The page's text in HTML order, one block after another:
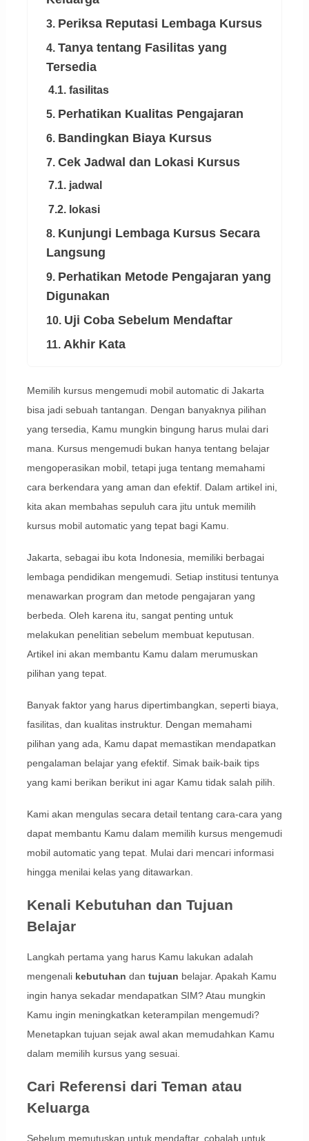
3. Periksa Reputasi Lembaga Kursus
4. Tanya tentang Fasilitas yang
Tersedia
4.1. fasilitas
5. Perhatikan Kualitas Pengajaran
6. Bandingkan Biaya Kursus
7. Cek Jadwal dan Lokasi Kursus
7.1. jadwal
7.2. lokasi
8. Kunjungi Lembaga Kursus Secara
Langsung
9. Perhatikan Metode Pengajaran yang
Digunakan
10. Uji Coba Sebelum Mendaftar
11. Akhir Kata
Memilih kursus mengemudi mobil automatic di Jakarta
bisa jadi sebuah tantangan. Dengan banyaknya pilihan
yang tersedia, Kamu mungkin bingung harus mulai dari
mana. Kursus mengemudi bukan hanya tentang belajar
mengoperasikan mobil, tetapi juga tentang memahami
cara berkendara yang aman dan efektif. Dalam artikel ini,
kita akan membahas sepuluh cara jitu untuk memilih
kursus mobil automatic yang tepat bagi Kamu.
Jakarta, sebagai ibu kota Indonesia, memiliki berbagai
lembaga pendidikan mengemudi. Setiap institusi tentunya
menawarkan program dan metode pengajaran yang
berbeda. Oleh karena itu, sangat penting untuk
melakukan penelitian sebelum membuat keputusan.
Artikel ini akan membantu Kamu dalam merumuskan
pilihan yang tepat.
Banyak faktor yang harus dipertimbangkan, seperti biaya,
fasilitas, dan kualitas instruktur. Dengan memahami
pilihan yang ada, Kamu dapat memastikan mendapatkan
pengalaman belajar yang efektif. Simak baik-baik tips
yang kami berikan berikut ini agar Kamu tidak salah pilih.
Kami akan mengulas secara detail tentang cara-cara yang
dapat membantu Kamu dalam memilih kursus mengemudi
mobil automatic yang tepat. Mulai dari mencari informasi
hingga menilai kelas yang ditawarkan.
Kenali Kebutuhan dan Tujuan
Belajar
Langkah pertama yang harus Kamu lakukan adalah
mengenali kebutuhan dan tujuan belajar. Apakah Kamu
ingin hanya sekadar mendapatkan SIM? Atau mungkin
Kamu ingin meningkatkan keterampilan mengemudi?
Menetapkan tujuan sejak awal akan memudahkan Kamu
dalam memilih kursus yang sesuai.
Cari Referensi dari Teman atau
Keluarga
Sebelum memutuskan untuk mendaftar, cobalah untuk